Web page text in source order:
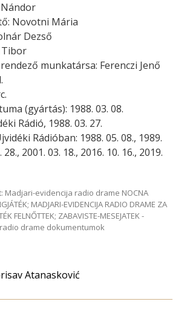
Novotni Mária
Dezső
Tibor
munkatársa: Ferenczi Jenő
(gyártás): 1988. 03. 08.
Rádió, 1988. 03. 27.
Rádióban: 1988. 05. 08., 1989.
28., 2001. 03. 18., 2016. 10. 16., 2019.
Madjari-evidencija radio drame NOCNA
MADJARI-EVIDENCIJA RADIO DRAME ZA
FELNŐTTEK; ZABAVISTE-MESEJATEK -
drame dokumentumok
Atanasković